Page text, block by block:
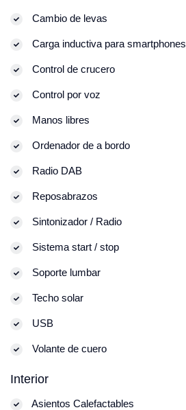
Cambio de levas
Carga inductiva para smartphones
Control de crucero
Control por voz
Manos libres
Ordenador de a bordo
Radio DAB
Reposabrazos
Sintonizador / Radio
Sistema start / stop
Soporte lumbar
Techo solar
USB
Volante de cuero
Interior
Asientos Calefactables